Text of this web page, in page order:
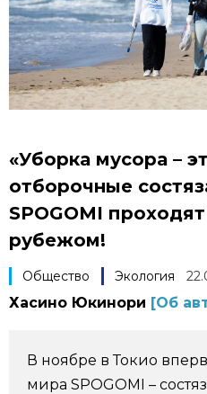
В деталях
Факты о Японии
Путеводитель по
Фото/Видео
Разделы
Японский язык
«Уборка мусора –
отборочные
SPOGOMI
рубежом!
Общество Экология
Хасино Юкинори [Об
В ноябре в Токио
мира SPOGOMI –